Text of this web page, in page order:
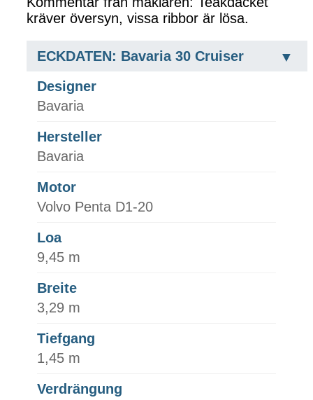
kräver översyn, vissa ribbor är lösa.
ECKDATEN: Bavaria 30 Cruiser
Designer
Bavaria
Hersteller
Bavaria
Motor
Volvo Penta D1-20
Loa
9,45 m
Breite
3,29 m
Tiefgang
1,45 m
Verdrängung